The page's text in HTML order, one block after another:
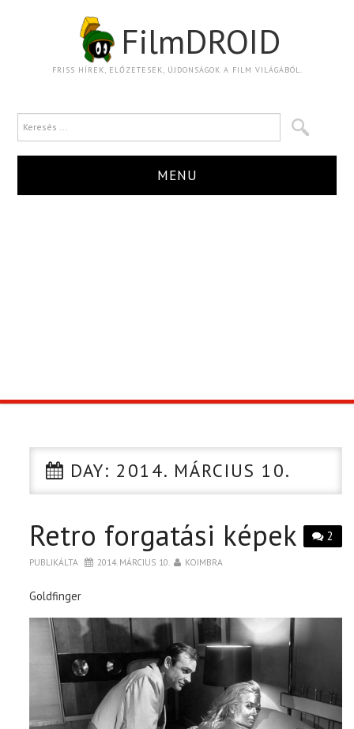
FilmDROID
FRISS HÍREK, ELŐZETESEK, ÚJDONSÁGOK A FILM VILÁGÁBÓL.
MENU
CIKK
PÓLÓ RENDELÉS
DAY: 2014. MÁRCIUS 10.
2
Retro forgatási képek
PUBLIKÁLTA 2014. MÁRCIUS 10. KOIMBRA
Goldfinger